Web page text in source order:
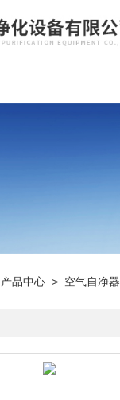
产品中心 > 空气自净器